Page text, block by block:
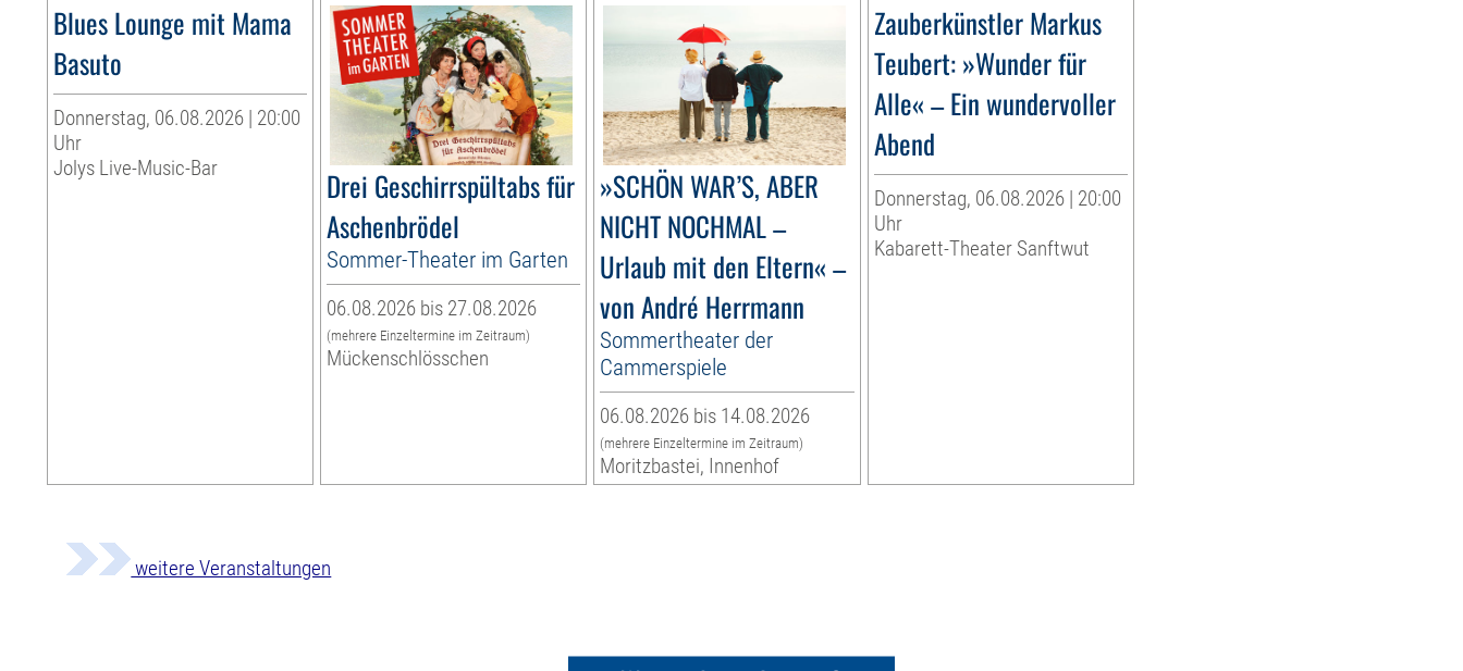
Blues Lounge mit Mama
Basuto
Donnerstag, 06.08.2026 | 20:00
Uhr
Jolys Live-Music-Bar
Drei Geschirrspültabs für
Aschenbrödel
Sommer-Theater im Garten
06.08.2026 bis 27.08.2026
(mehrere Einzeltermine im Zeitraum)
Mückenschlösschen
»SCHÖN WAR’S, ABER
NICHT NOCHMAL –
Urlaub mit den Eltern« –
von André Herrmann
Sommertheater der
Cammerspiele
06.08.2026 bis 14.08.2026
(mehrere Einzeltermine im Zeitraum)
Moritzbastei, Innenhof
Zauberkünstler Markus
Teubert: »Wunder für
Alle« – Ein wundervoller
Abend
Donnerstag, 06.08.2026 | 20:00
Uhr
Kabarett-Theater Sanftwut
weitere Veranstaltungen